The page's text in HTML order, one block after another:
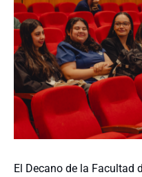
El Decano de la Facultad